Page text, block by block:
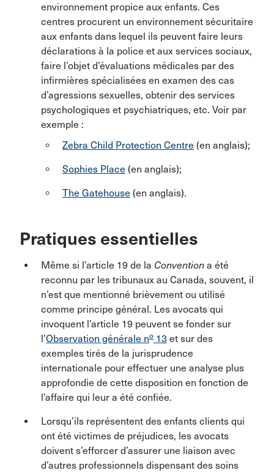
environnement propice aux enfants. Ces
centres procurent un environnement sécuritaire
aux enfants dans lequel ils peuvent faire leurs
déclarations à la police et aux services sociaux,
faire l’objet d’évaluations médicales par des
infirmières spécialisées en examen des cas
d’agressions sexuelles, obtenir des services
psychologiques et psychiatriques, etc. Voir par
exemple :
Zebra Child Protection Centre (en anglais);
Sophies Place (en anglais);
The Gatehouse (en anglais).
Pratiques essentielles
Même si l’article 19 de la Convention a été
reconnu par les tribunaux au Canada, souvent, il
n’est que mentionné brièvement ou utilisé
comme principe général. Les avocats qui
invoquent l’article 19 peuvent se fonder sur
l’Observation générale no 13 et sur des
exemples tirés de la jurisprudence
internationale pour effectuer une analyse plus
approfondie de cette disposition en fonction de
l’affaire qui leur a été confiée.
Lorsqu’ils représentent des enfants clients qui
ont été victimes de préjudices, les avocats
doivent s’efforcer d’assurer une liaison avec
d’autres professionnels dispensant des soins